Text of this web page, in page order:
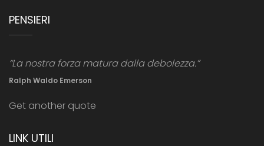
PENSIERI
“La nostra forza matura dalla debolezza.”
Ralph Waldo Emerson
Get another quote
LINK UTILI